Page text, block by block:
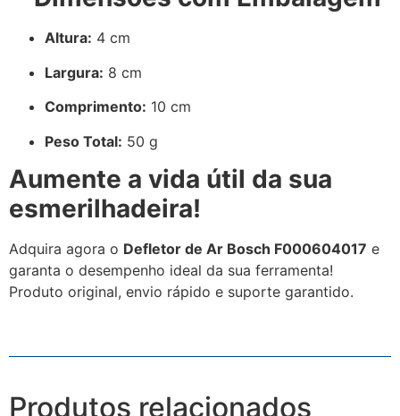
Altura: 4 cm
Largura: 8 cm
Comprimento: 10 cm
Peso Total: 50 g
Aumente a vida útil da sua
esmerilhadeira!
Adquira agora o Defletor de Ar Bosch F000604017 e
garanta o desempenho ideal da sua ferramenta!
Produto original, envio rápido e suporte garantido.
Produtos relacionados